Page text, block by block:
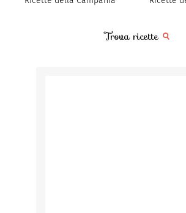
Trova ricette